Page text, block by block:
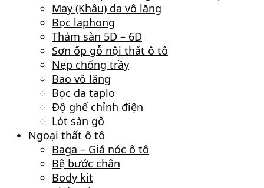
May (Khâu) da vô lăng
Bọc laphong
Thảm sàn 5D – 6D
Sơn ốp gỗ nội thất ô tô
Nẹp chống trầy
Bao vô lăng
Bọc da taplo
Độ ghế chỉnh điện
Lót sàn gỗ
Ngoại thất ô tô
Baga – Giá nóc ô tô
Bệ bước chân
Body kit